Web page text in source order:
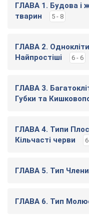
ГЛАВА 1. Будова і
тварин
5 - 8
ГЛАВА 2.
Найпростіші
6 - 6
ГЛАВА 3.
Губки та
ГЛАВА 4. Типи
Кільчасті черви
ГЛАВА 5. Тип
ГЛАВА 6. Тип